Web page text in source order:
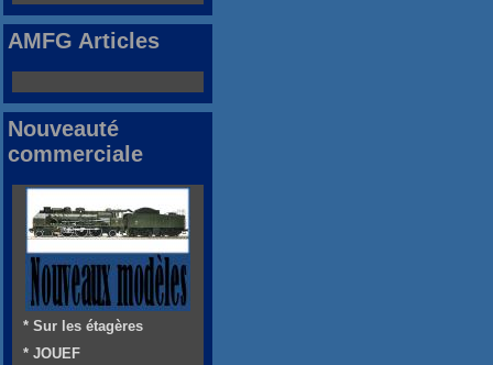
AMFG Articles
Nouveauté
commerciale
* Sur les étagères
* JOUEF